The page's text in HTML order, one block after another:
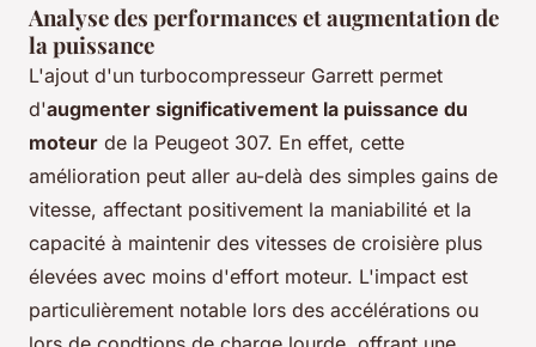
Analyse des performances et augmentation de
la puissance
L'ajout d'un turbocompresseur Garrett permet
d'augmenter significativement la puissance du
moteur de la Peugeot 307. En effet, cette
amélioration peut aller au-delà des simples gains de
vitesse, affectant positivement la maniabilité et la
capacité à maintenir des vitesses de croisière plus
élevées avec moins d'effort moteur. L'impact est
particulièrement notable lors des accélérations ou